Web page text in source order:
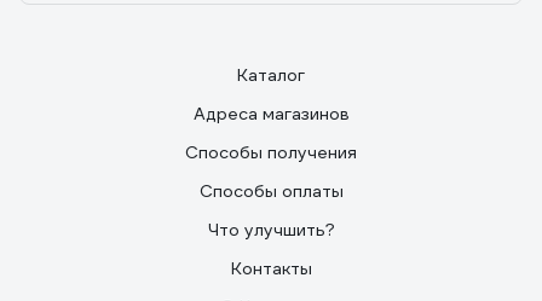
Каталог
Адреса магазинов
Способы получения
Способы оплаты
Что улучшить?
Контакты